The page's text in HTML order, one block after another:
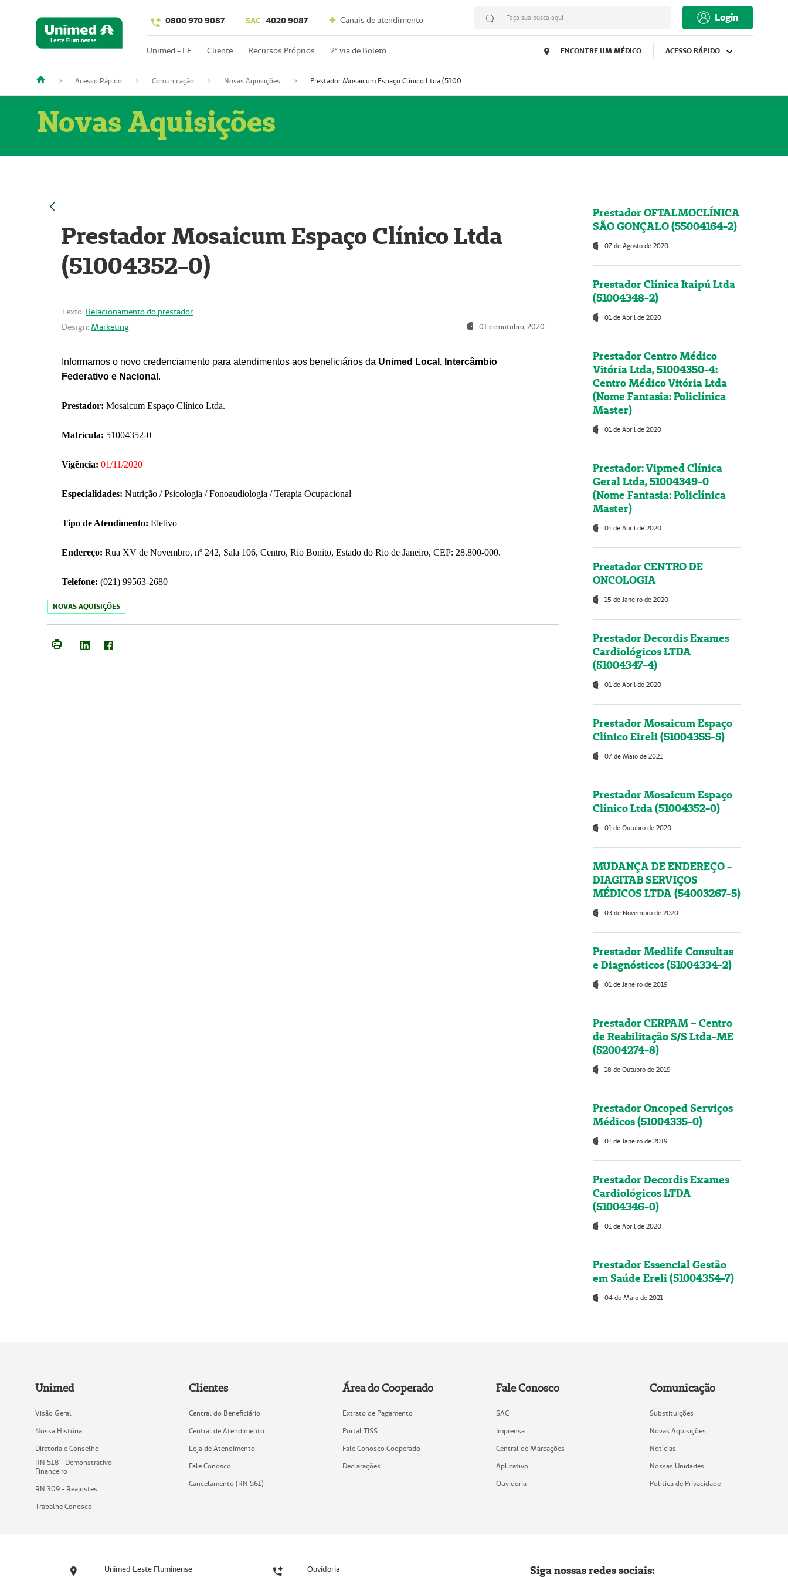
0800 970 9087 SAC 4020 9087 Canais de atendimento Faça sua busca aqui Login
Unimed - LF Cliente Recursos Próprios 2º via de Boleto ENCONTRE UM MÉDICO ACESSO RÁPIDO
Acesso Rápido Comunicação Novas Aquisições Prestador Mosaicum Espaço Clínico Ltda (51004352-0)
Novas Aquisições
Prestador Mosaicum Espaço Clínico Ltda
(51004352-0)
Texto: Relacionamento do prestador
Design: Marketing 01 de outubro, 2020
Informamos o novo credenciamento para atendimentos aos beneficiários da Unimed Local, Intercâmbio
Federativo e Nacional .
Prestador: Mosaicum Espaço Clínico Ltda.
Matrícula: 51004352-0
Vigência: 01/11/2020
Especialidades: Nutrição / Psicologia / Fonoaudiologia / Terapia Ocupacional
Tipo de Atendimento: Eletivo
Endereço: Rua XV de Novembro, nº 242, Sala 106, Centro, Rio Bonito, Estado do Rio de Janeiro, CEP: 28.800-000.
Telefone: (021) 99563-2680
NOVAS AQUISIÇÕES
Prestador OFTALMOCLÍNICA
SÃO GONÇALO (55004164-2)
07 de Agosto de 2020
Prestador Clínica Itaipú Ltda
(51004348-2)
01 de Abril de 2020
Prestador Centro Médico
Vitória Ltda, 51004350-4:
Centro Médico Vitória Ltda
(Nome Fantasia: Policlínica
Master)
01 de Abril de 2020
Prestador: Vipmed Clínica
Geral Ltda, 51004349-0
(Nome Fantasia: Policlínica
Master)
01 de Abril de 2020
Prestador CENTRO DE
ONCOLOGIA
15 de Janeiro de 2020
Prestador Decordis Exames
Cardiológicos LTDA
(51004347-4)
01 de Abril de 2020
Prestador Mosaicum Espaço
Clínico Eireli (51004355-5)
07 de Maio de 2021
Prestador Mosaicum Espaço
Clínico Ltda (51004352-0)
01 de Outubro de 2020
MUDANÇA DE ENDEREÇO -
DIAGITAB SERVIÇOS
MÉDICOS LTDA (54003267-5)
03 de Novembro de 2020
Prestador Medlife Consultas
e Diagnósticos (51004334-2)
01 de Janeiro de 2019
Prestador CERPAM – Centro
de Reabilitação S/S Ltda-ME
(52004274-8)
18 de Outubro de 2019
Prestador Oncoped Serviços
Médicos (51004335-0)
01 de Janeiro de 2019
Prestador Decordis Exames
Cardiológicos LTDA
(51004346-0)
01 de Abril de 2020
Prestador Essencial Gestão
em Saúde Ereli (51004354-7)
04 de Maio de 2021
Unimed
Visão Geral
Nossa História
Diretoria e Conselho
RN 518 - Demonstrativo
Financeiro
RN 309 - Reajustes
Trabalhe Conosco
Clientes
Central do Beneficiário
Central de Atendimento
Loja de Atendimento
Fale Conosco
Cancelamento (RN 561)
Área do Cooperado
Extrato de Pagamento
Portal TISS
Fale Conosco Cooperado
Declarações
Fale Conosco
SAC
Imprensa
Central de Marcações
Aplicativo
Ouvidoria
Comunicação
Substituições
Novas Aquisições
Notícias
Nossas Unidades
Política de Privacidade
Unimed Leste Fluminense Ouvidoria Siga nossas redes sociais: